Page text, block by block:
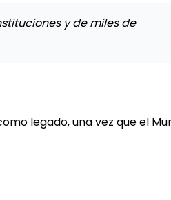
y de miles de
legado, una vez que el